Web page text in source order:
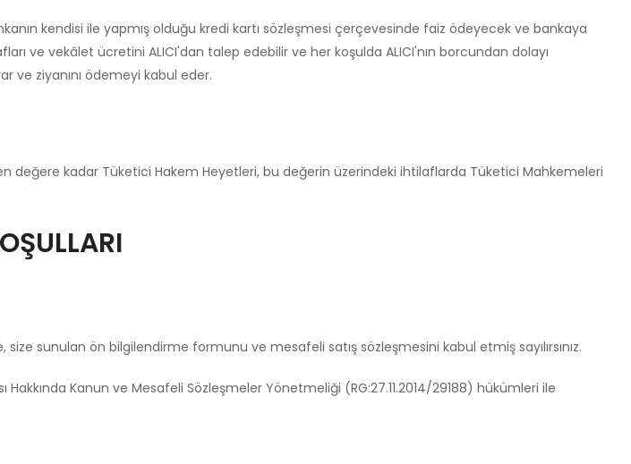
kendisi ile yapmış olduğu kredi kartı sözleşmesi çerçevesinde faiz ödeyecek ve bankaya
ve vekâlet ücretini ALICI'dan talep edebilir ve her koşulda ALICI'nın borcundan dolayı
ve ziyanını ödemeyi kabul eder.
değere kadar Tüketici Hakem Heyetleri, bu değerin üzerindeki ihtilaflarda Tüketici Mahkemeleri
sunulan ön bilgilendirme formunu ve mesafeli satış sözleşmesini kabul etmiş sayılırsınız.
Hakkında Kanun ve Mesafeli Sözleşmeler Yönetmeliği (RG:27.11.2014/29188) hükümleri ile